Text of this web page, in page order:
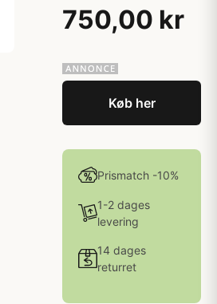
750,00 kr
Køb her
Prismatch -10%
1-2 dages
levering
14 dages
returret